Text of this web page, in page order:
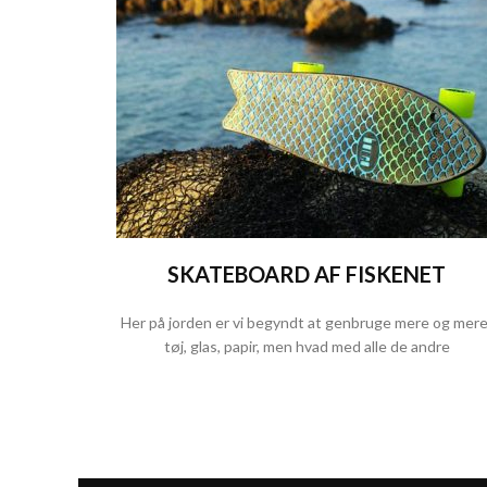
SKATEBOARD AF FISKENET
Her på jorden er vi begyndt at genbruge mere og
tøj, glas, papir, men hvad med alle de andre